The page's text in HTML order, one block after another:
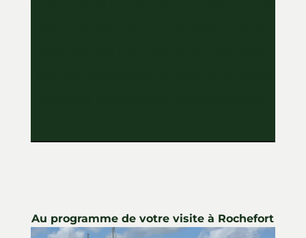
Au programme de votre visite à Rochefort